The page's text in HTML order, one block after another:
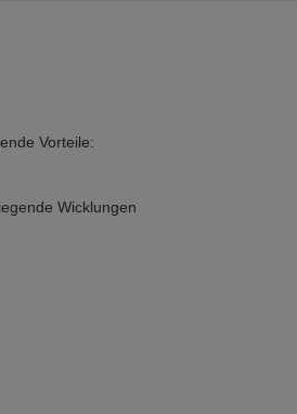
Vorteile:
Wicklungen